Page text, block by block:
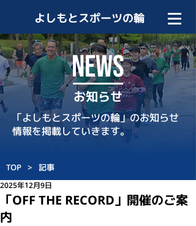
よしもとスポーツの輪
NEWS
お知らせ
「よしもとスポーツの輪」のお知らせ
情報を掲載していきます。
TOP > 記事
「OFF THE RECORD」開催のご案
内
2025年12月9日